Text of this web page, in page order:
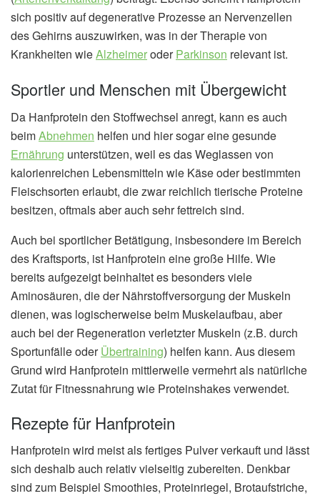
sich positiv auf degenerative Prozesse an Nervenzellen
des Gehirns auszuwirken, was in der Therapie von
Krankheiten wieAlzheimeroderParkinson relevant ist.
Sportler und Menschen mit Übergewicht
Da Hanfprotein den Stoffwechsel anregt, kann es auch
beimAbnehmen helfen und hier sogar eine gesunde
Ernährung unterstützen, weil es das Weglassen von
kalorienreichen Lebensmitteln wie Käse oder bestimmten
Fleischsorten erlaubt, die zwar reichlich tierische Proteine
besitzen, oftmals aber auch sehr fettreich sind.
Auch bei sportlicher Betätigung, insbesondere im Bereich
des Kraftsports, ist Hanfprotein eine große Hilfe. Wie
bereits aufgezeigt beinhaltet es besonders viele
Aminosäuren, die der Nährstoffversorgung der Muskeln
dienen, was logischerweise beim Muskelaufbau, aber
auch bei der Regeneration verletzter Muskeln (z.B. durch
Sportunfälle oderÜbertraining) helfen kann. Aus diesem
Grund wird Hanfprotein mittlerweile vermehrt als natürliche
Zutat für Fitnessnahrung wie Proteinshakes verwendet.
Rezepte für Hanfprotein
Hanfprotein wird meist als fertiges Pulver verkauft und lässt
sich deshalb auch relativ vielseitig zubereiten. Denkbar
sind zum Beispiel Smoothies, Proteinriegel, Brotaufstriche,